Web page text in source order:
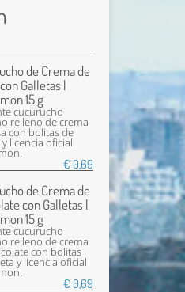
de Crema de
Galletas |
15 g
cucurucho
relleno de crema
con bolitas de
licencia oficial
€ 0,69
de Crema de
con Galletas |
15 g
cucurucho
relleno de crema
con bolitas
y licencia oficial
€ 0,69